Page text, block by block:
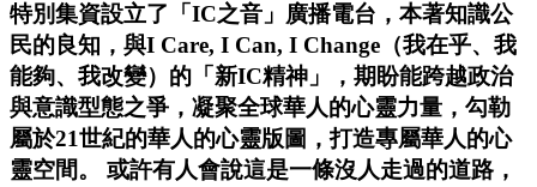
特別集資設立了「IC之音」廣播電台，本著知識公
民的良知，與I Care, I Can, I Change（我在乎、我
能夠、我改變）的「新IC精神」，期盼能跨越政治
與意識型態之爭，凝聚全球華人的心靈力量，勾勒
屬於21世紀的華人的心靈版圖，打造專屬華人的心
靈空間。 或許有人會說這是一條沒人走過的道路，